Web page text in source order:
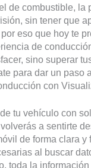
de combustible,
sin tener que
eso que hoy te
de
sino superar
para dar un
con
tu vehículo con
a sentirte
de forma clara
al buscar
toda la